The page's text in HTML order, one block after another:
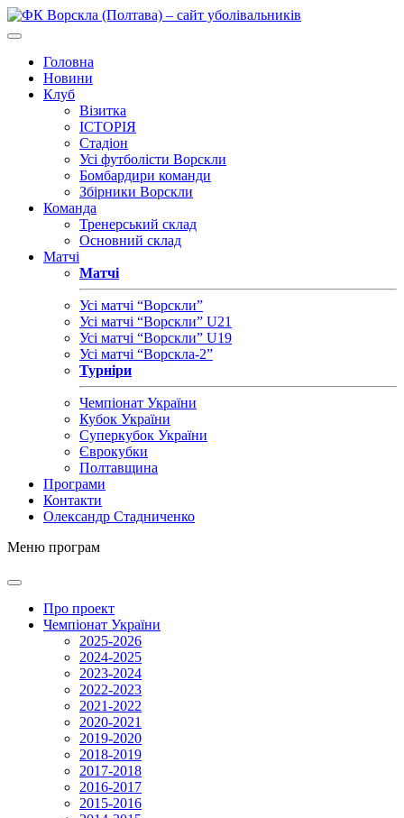
Головна
Новини
Клуб
Візитка
ІСТОРІЯ
Стадіон
Усі футболісти Ворскли
Бомбардири команди
Збірники Ворскли
Команда
Тренерський склад
Основний склад
Матчі
Матчі
Усі матчі “Ворскли”
Усі матчі “Ворскли” U21
Усі матчі “Ворскли” U19
Усі матчі “Ворскла-2”
Турніри
Чемпіонат України
Кубок України
Суперкубок України
Єврокубки
Полтавщина
Програми
Контакти
Олександр Стадниченко
Меню програм
Про проект
Чемпіонат України
2025-2026
2024-2025
2023-2024
2022-2023
2021-2022
2020-2021
2019-2020
2018-2019
2017-2018
2016-2017
2015-2016